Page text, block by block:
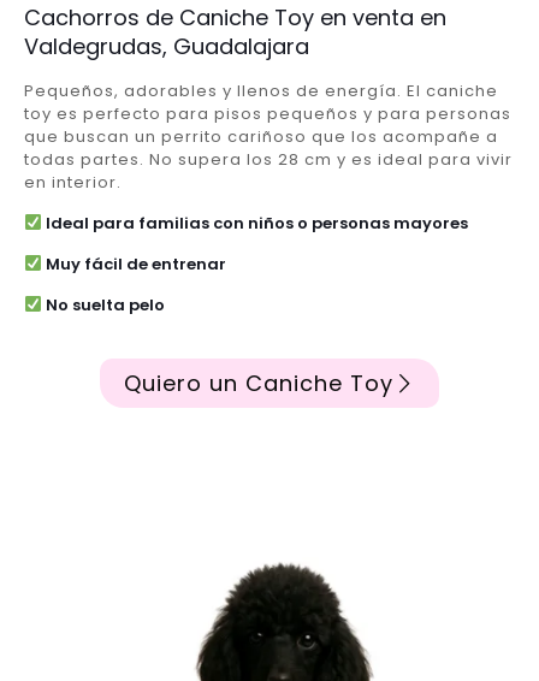
Cachorros de Caniche Toy en venta en
Valdegrudas, Guadalajara
Pequeños, adorables y llenos de energía. El caniche
toy es perfecto para pisos pequeños y para personas
que buscan un perrito cariñoso que los acompañe a
todas partes. No supera los 28 cm y es ideal para vivir
en interior.
Ideal para familias con niños o personas mayores
Muy fácil de entrenar
No suelta pelo
Quiero un Caniche Toy